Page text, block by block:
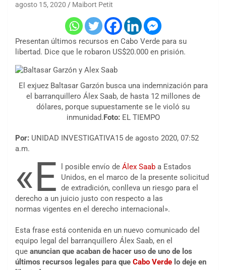
agosto 15, 2020 Maibort Petit
Presentan últimos recursos en Cabo Verde para su
libertad. Dice que le robaron US$20.000 en prisión.
El exjuez Baltasar Garzón busca una indemnización para
el barranquillero Álex Saab, de hasta 12 millones de
dólares, porque supuestamente se le violó su
inmunidad.Foto:EL TIEMPO
Por: UNIDAD INVESTIGATIVA15 de agosto 2020, 07:52
a.m.
«E l posible envío de Álex Saaba Estados
Unidos, en el marco de la presente solicitud
de extradición, conlleva un riesgo para el
derecho a un juicio justo con respecto a las
normas vigentes en el derecho internacional».
Esta frase está contenida en un nuevo comunicado del
equipo legal del barranquillero Álex Saab, en el
que anuncian que acaban de hacer uso de uno de los
últimos recursos legales para que Cabo Verde lo deje en